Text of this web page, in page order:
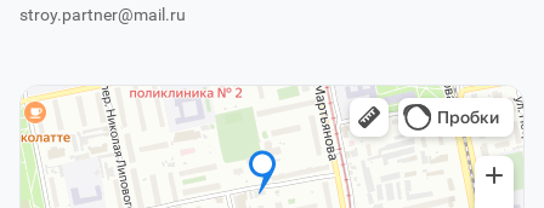
stroy.partner@mail.ru